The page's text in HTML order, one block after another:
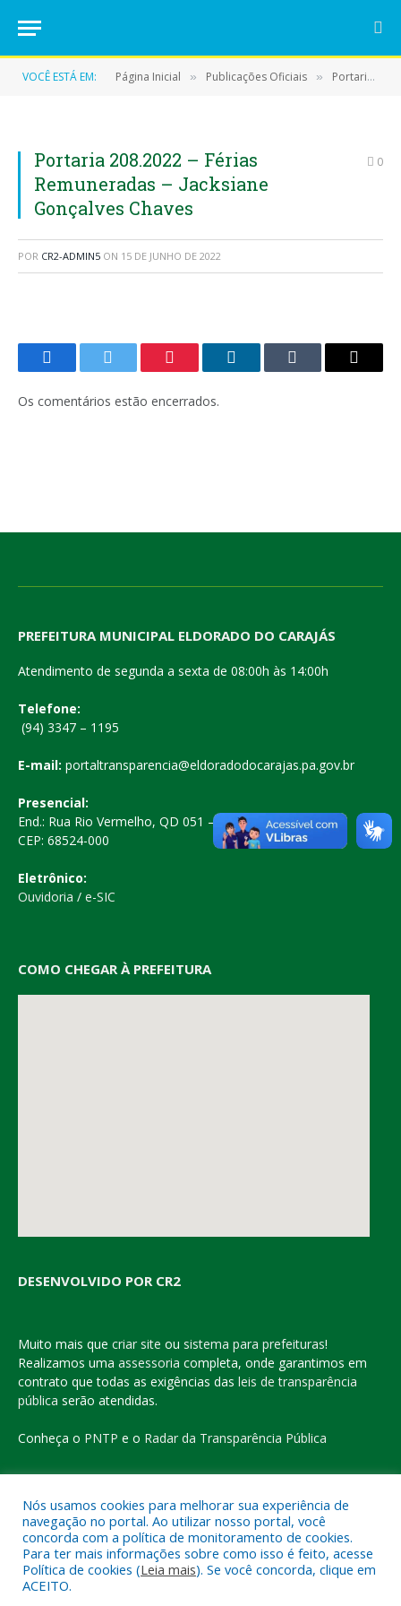
VOCÊ ESTÁ EM: Página Inicial » Publicações Oficiais » Portarias
Portaria 208.2022 – Férias
Remuneradas – Jacksiane
Gonçalves Chaves
0
POR CR2-ADMIN5 ON 15 DE JUNHO DE 2022
FacebookTwitter Pinterest LinkedInTumblr
E-
Os comentários estão encerrados.
PREFEITURA MUNICIPAL ELDORADO DO CARAJÁS
Atendimento de segunda a sexta de 08:00h às 14:00h
Telefone:
(94) 3347 – 1195
E-mail: portaltransparencia@eldoradodocarajas.pa.gov.br
Presencial:
End.: Rua Rio Vermelho, QD 051 – Centro
CEP: 68524-000
Eletrônico:
Ouvidoria / e-SIC
COMO CHEGAR À PREFEITURA
DESENVOLVIDO POR CR2
Muito mais que criar site ou sistema para prefeituras!
Realizamos uma assessoria completa, onde garantimos em
contrato que todas as exigências das leis de transparência
pública serão atendidas.
Conheça o PNTP e o Radar da Transparência Pública
Todos os direitos reservados a Prefeitura Municipal de Eldorado
do Carajás
Mapa do Site
Nós usamos cookies para melhorar sua experiência de
navegação no portal. Ao utilizar nosso portal, você
concorda com a política de monitoramento de cookies.
Para ter mais informações sobre como isso é feito, acesse
Política de cookies (Leia mais). Se você concorda, clique em
ACEITO.